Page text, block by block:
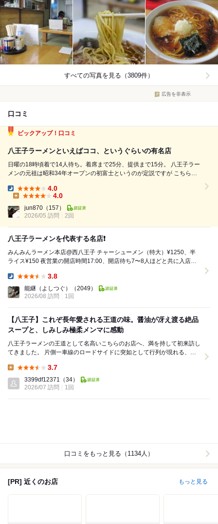
すべての写真を見る（3809件）
広告を非表示
口コミ
ピックアップ！口コミ
八王子ラーメンといえばココ、というぐらいの有名店
日曜の18時頃着で14人待ち。着席まで25分、提供まで15分。 八王子ラー
メンの元祖は昭和34年オープンの初富士というのが定説ですが こちらは
竹の家は昭和29年オープンで八王子最古参だと思うんですが 刻み玉ねぎ
が入って...
Dinner:
4.0
4.0
jun870 （157）
2026/05 訪問
2回
八王子ラーメンを代表する名店❗️
みんみんラーメン本店@西八王子 チャーシューメン（特大）¥1250、半
ライス¥150 夜営業の開店時間17:00、開店待ち7〜8人ほどと共に入店。
3.8
能継（よしつぐ）
（2049）
2026/08 訪問
1回
【八王子】これぞ長年愛される王道の味。醤油が冴え渡る絶品
スープと、しみしみ極柔メンマに感動
​八王子ラーメンの王道として名高いこちらのお店へ、満を持して初来訪し
てきました。 片側一車線のロードサイドに突如として行列が現れる、ま
3.7
3399df12371 （34）
2026/07 訪問
1回
口コミをもっと見る（1134人）
[PR] 近くのお店 もっと見る